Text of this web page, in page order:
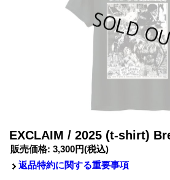
EXCLAIM / 2025 (t-shirt)
販売価格: 3,300円(税込)
返品特約に関する重要事項